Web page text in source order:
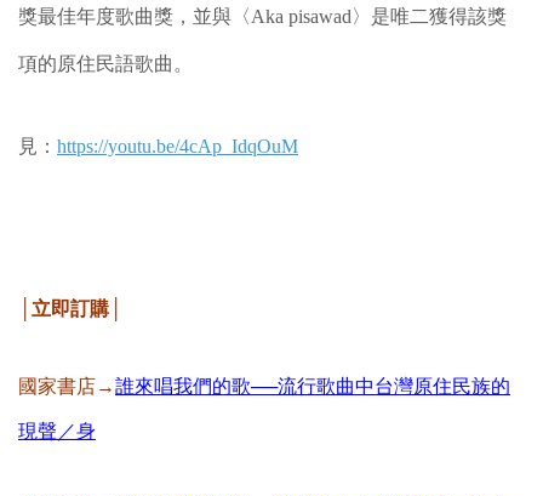
獎最佳年度歌曲獎，並與〈Aka pisawad〉是唯二獲得該獎
項的原住民語歌曲。
見： https://youtu.be/4cAp_IdqOuM
│立即訂購│
國家書店→誰來唱我們的歌──流行歌曲中台灣原住民族的
現聲／身